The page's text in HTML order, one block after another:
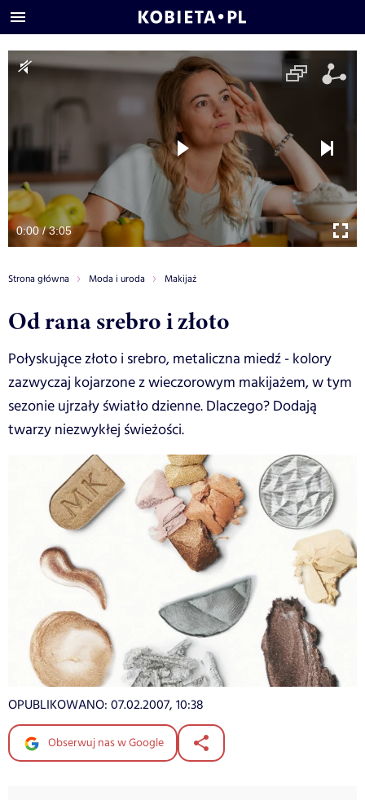
0:00 / 3:05
Strona główna Moda i uroda Makijaż
Od rana srebro i złoto
Połyskujące złoto i srebro, metaliczna miedź - kolory
zazwyczaj kojarzone z wieczorowym makijażem, w tym
sezonie ujrzały światło dzienne. Dlaczego? Dodają
twarzy niezwykłej świeżości.
OPUBLIKOWANO: 07.02.2007, 10:38
Obserwuj nas w Google